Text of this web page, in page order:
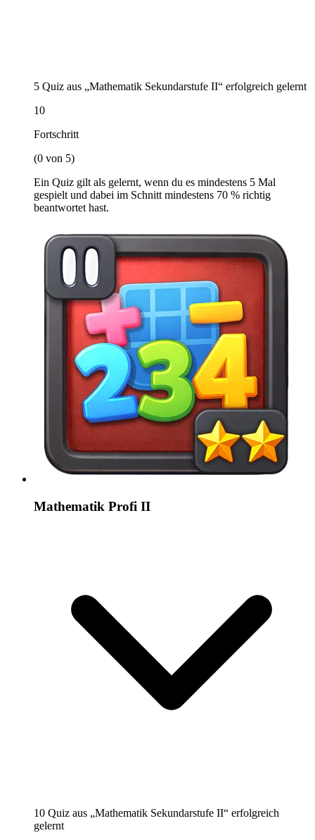
5 Quiz aus „Mathematik Sekundarstufe II“ erfolgreich gelernt
10
Fortschritt
(0 von 5)
Ein Quiz gilt als gelernt, wenn du es mindestens 5 Mal
gespielt und dabei im Schnitt mindestens 70 % richtig
beantwortet hast.
Mathematik Profi II
10 Quiz aus „Mathematik Sekundarstufe II“ erfolgreich
gelernt